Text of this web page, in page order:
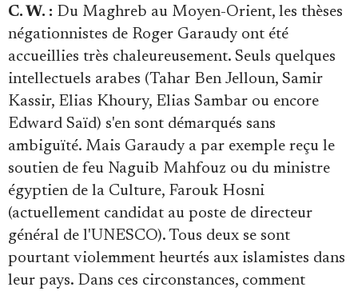
C. W. : Du Maghreb au Moyen-Orient, les thèses
négationnistes de Roger Garaudy ont été
accueillies très chaleureusement. Seuls quelques
intellectuels arabes (Tahar Ben Jelloun, Samir
Kassir, Elias Khoury, Elias Sambar ou encore
Edward Saïd) s'en sont démarqués sans
ambiguïté. Mais Garaudy a par exemple reçu le
soutien de feu Naguib Mahfouz ou du ministre
égyptien de la Culture, Farouk Hosni
(actuellement candidat au poste de directeur
général de l'UNESCO). Tous deux se sont
pourtant violemment heurtés aux islamistes dans
leur pays. Dans ces circonstances, comment